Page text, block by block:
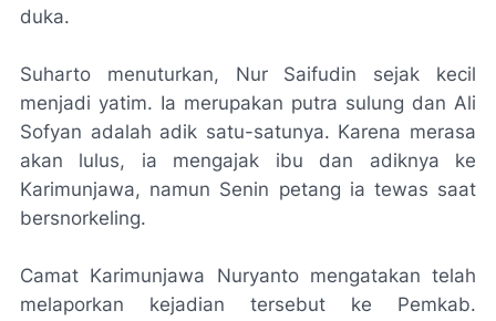
duka.
Suharto menuturkan, Nur Saifudin sejak kecil
menjadi yatim. Ia merupakan putra sulung dan Ali
Sofyan adalah adik satu-satunya. Karena merasa
akan lulus, ia mengajak ibu dan adiknya ke
Karimunjawa, namun Senin petang ia tewas saat
bersnorkeling.
Camat Karimunjawa Nuryanto mengatakan telah
melaporkan kejadian tersebut ke Pemkab.